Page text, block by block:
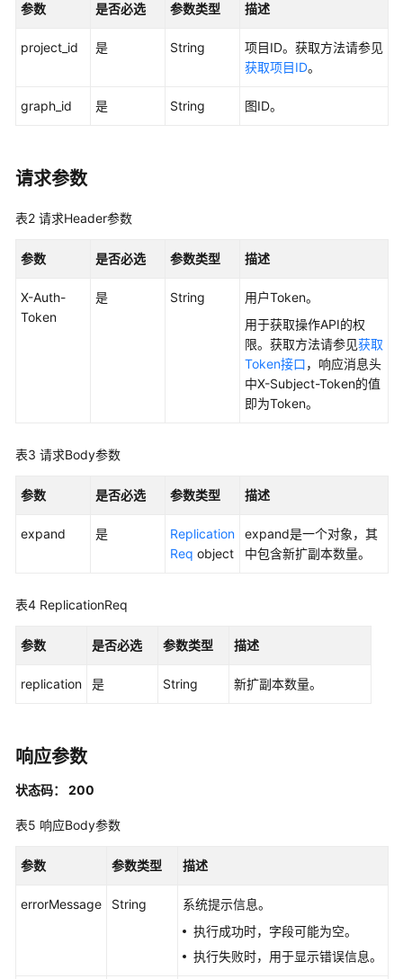
开
指
API
用
约
概
版
择
如
API
理
业
参数 是否必选 参数类型 描述
project_id 是 String
项目ID。获取方法请参见
获取项目ID。
graph_id 是 String 图ID。
请求参数
表2 请求Header参数
参数 是否必选 参数类型 描述
X-Auth-
Token
是 String
用户Token。
用于获取操作API的权
限。获取方法请参见获取
Token接口，响应消息头
中X-Subject-Token的值
即为Token。
表3 请求Body参数
参数 是否必选 参数类型 描述
expand 是
Replication
Req object
expand是一个对象，其
中包含新扩副本数量。
表4 ReplicationReq
参数 是否必选 参数类型 描述
replication 是 String 新扩副本数量。
响应参数
状态码： 200
表5 响应Body参数
参数 参数类型 描述
errorMessage String
系统提示信息。
执行成功时，字段可能为空。
执行失败时，用于显示错误信息。